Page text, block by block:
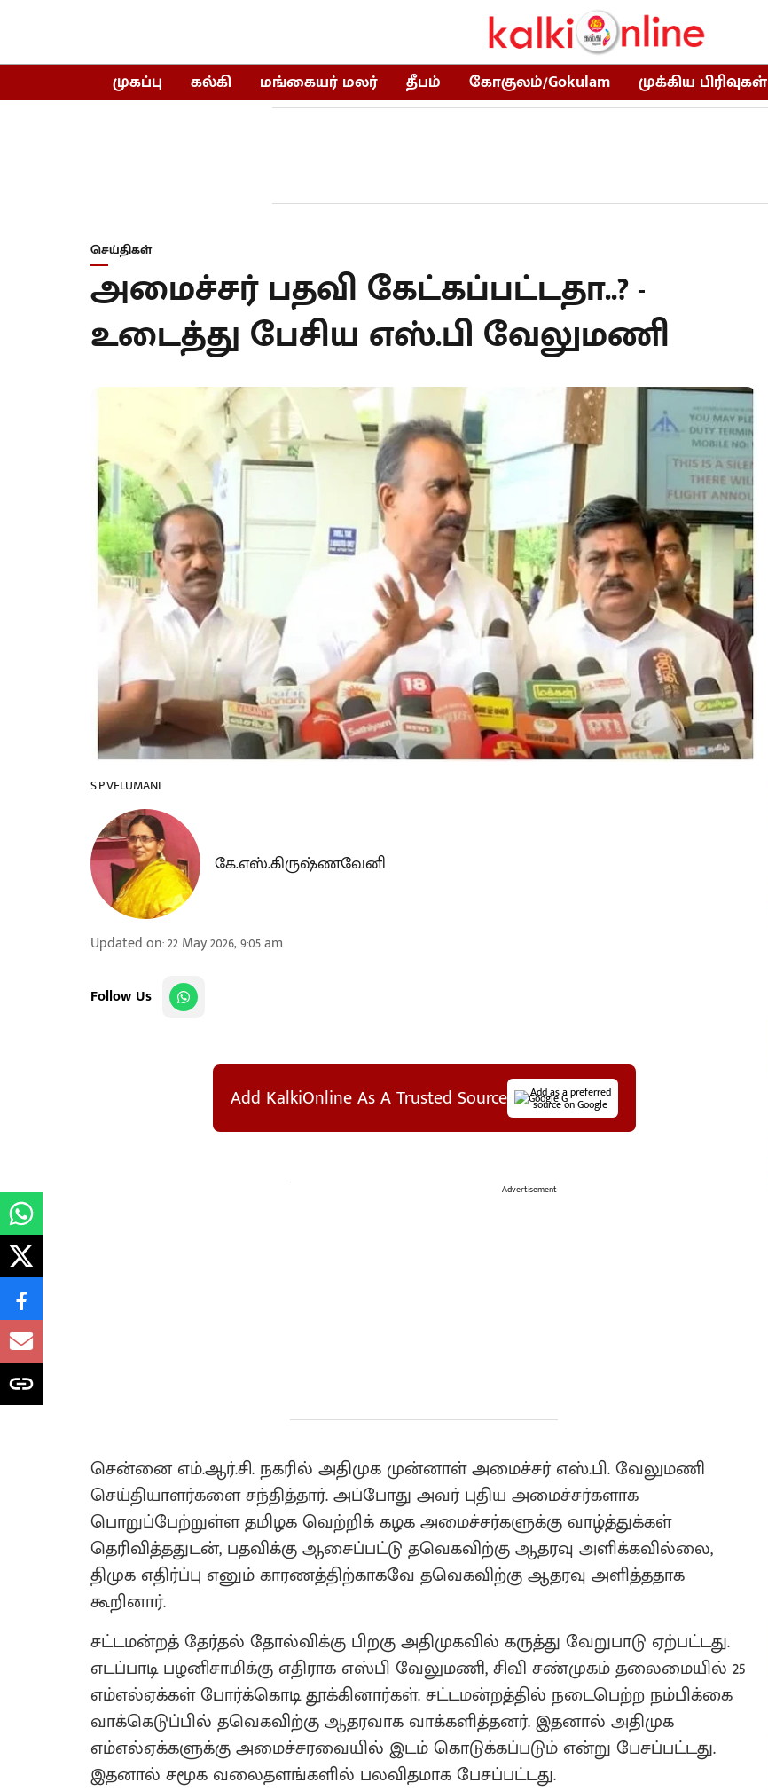
முகப்பு கல்கி மங்கையர் மலர் தீபம் கோகுலம்/Gokulam முக்கிய பிரிவுகள்
செய்திகள்
அமைச்சர் பதவி கேட்கப்பட்டதா..? -
உடைத்து பேசிய எஸ்.பி வேலுமணி
S.P.VELUMANI
கே.எஸ்.கிருஷ்ணவேனி
Updated on:22 May 2026, 9:05 am
Follow Us
Add KalkiOnline As A Trusted Source Add as a preferred
source on Google
Advertisement
சென்னை எம்.ஆர்.சி. நகரில் அதிமுக முன்னாள் அமைச்சர் எஸ்.பி. வேலுமணி
செய்தியாளர்களை சந்தித்தார். அப்போது அவர் புதிய அமைச்சர்களாக
பொறுப்பேற்றுள்ள தமிழக வெற்றிக் கழக அமைச்சர்களுக்கு வாழ்த்துக்கள்
தெரிவித்ததுடன், பதவிக்கு ஆசைப்பட்டு தவெகவிற்கு ஆதரவு அளிக்கவில்லை,
திமுக எதிர்ப்பு எனும் காரணத்திற்காகவே தவெகவிற்கு ஆதரவு அளித்ததாக
கூறினார்.
சட்டமன்றத் தேர்தல் தோல்விக்கு பிறகு அதிமுகவில் கருத்து வேறுபாடு ஏற்பட்டது.
எடப்பாடி பழனிசாமிக்கு எதிராக எஸ்பி வேலுமணி, சிவி சண்முகம் தலைமையில் 25
எம்எல்ஏக்கள் போர்க்கொடி தூக்கினார்கள். சட்டமன்றத்தில் நடைபெற்ற நம்பிக்கை
வாக்கெடுப்பில் தவெகவிற்கு ஆதரவாக வாக்களித்தனர். இதனால் அதிமுக
எம்எல்ஏக்களுக்கு அமைச்சரவையில் இடம் கொடுக்கப்படும் என்று பேசப்பட்டது.
இதனால் சமூக வலைதளங்களில் பலவிதமாக பேசப்பட்டது.